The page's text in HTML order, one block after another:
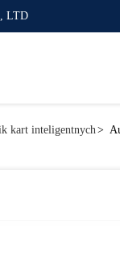
LTD
kart inteligentnych>